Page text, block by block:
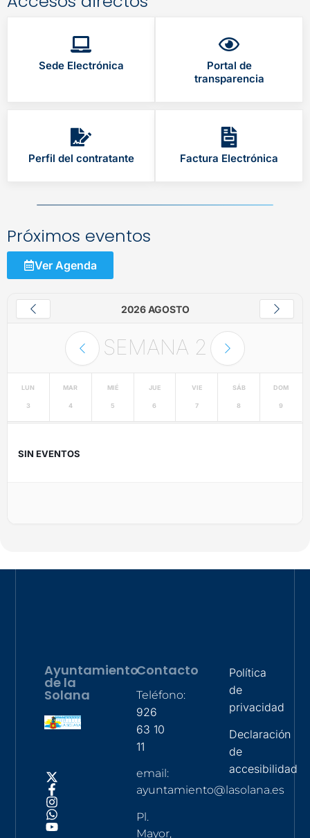
Sede Electrónica
Portal de
transparencia
Perfil del contratante Factura Electrónica
Próximos eventos
Ver Agenda
2026 AGOSTO
SEMANA 2
LUN
3
MAR
4
MIÉ
5
JUE
6
VIE
7
SÁB
8
DOM
9
SIN EVENTOS
Ayuntamiento
de la
Solana
Contacto
Teléfono:
926
63 10
11
email:
ayuntamiento@lasolana.es
Pl.
Mayor,
Política
de
privacidad
Declaración
de
accesibilidad